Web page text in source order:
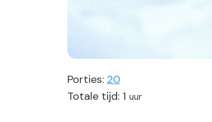
Porties: 20
Totale tijd: 1 uur
uur